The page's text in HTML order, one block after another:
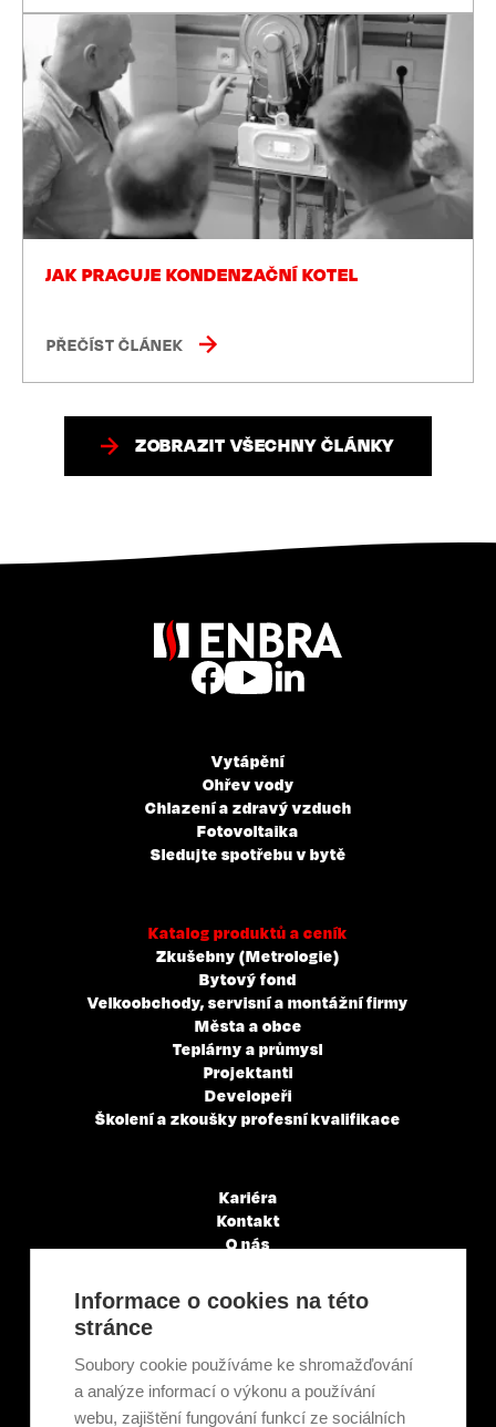
JAK PRACUJE KONDENZAČNÍ KOTEL
PŘEČÍST ČLÁNEK
ZOBRAZIT VŠECHNY ČLÁNKY
Vytápění
Ohřev vody
Chlazení a zdravý vzduch
Fotovoltaika
Sledujte spotřebu v bytě
Katalog produktů a ceník
Zkušebny (Metrologie)
Bytový fond
Velkoobchody, servisní a montážní firmy
Města a obce
Teplárny a průmysl
Projektanti
Developeři
Školení a zkoušky profesní kvalifikace
Kariéra
Kontakt
O nás
Články a novinky
GDPR & Cookies
Ekologická recyklace
Projekty EU
Intranet - Přihlášení
Informace o cookies na této
stránce
Soubory cookie používáme ke shromažďování
a analýze informací o výkonu a používání
webu, zajištění fungování funkcí ze sociálních